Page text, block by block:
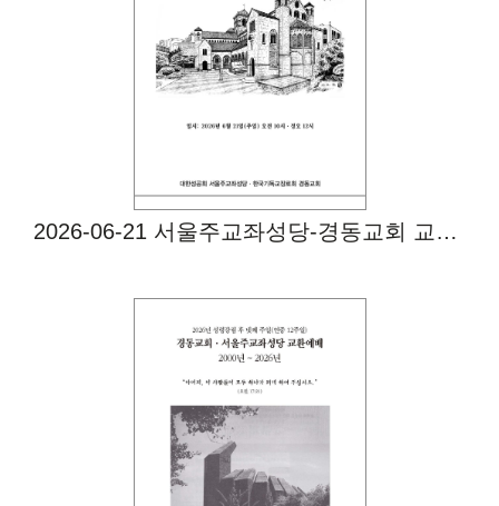
Views
2026-06-21 서울주교좌성당-경동교회 교환예배
Views